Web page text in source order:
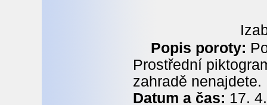
Popis poroty:
Prostřední
zahradě nenajdete.
Datum a čas: 17.